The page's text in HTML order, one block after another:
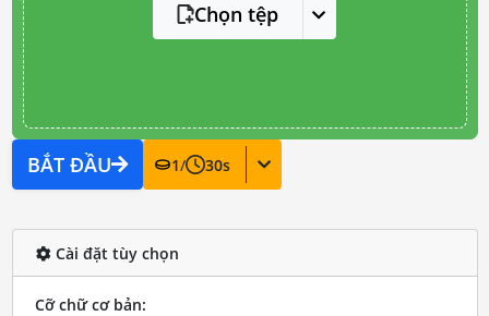
Chọn tệp
BẮT ĐẦU 1/ 30s
Cài đặt tùy chọn
Cỡ chữ cơ bản: